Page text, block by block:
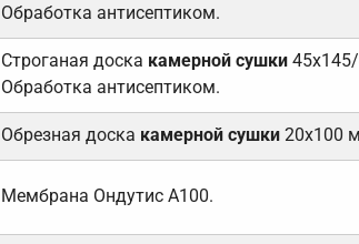
Обработка антисептиком.
Строганая доска камерной сушки
Обработка антисептиком.
Обрезная доска камерной сушки20х100
Мембрана Ондутис А100.